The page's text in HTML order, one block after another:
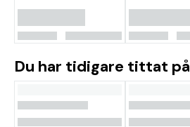
Du har tidigare tittat på